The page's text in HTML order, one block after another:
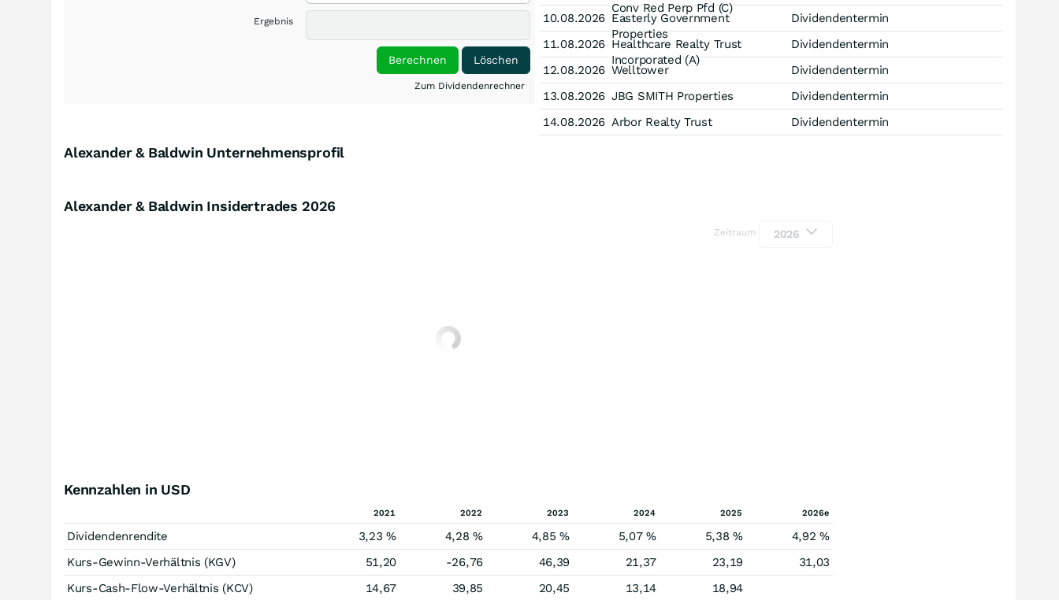
Ergebnis
Löschen
Berechnen
Zum Dividendenrechner
Conv Red Perp Pfd (C)
10.08.2026 Easterly Government
Properties
Dividendentermin
11.08.2026 Healthcare Realty Trust
Incorporated (A)
Dividendentermin
12.08.2026 Welltower
Dividendentermin
13.08.2026 JBG SMITH Properties
Dividendentermin
14.08.2026 Arbor Realty Trust Dividendentermin
Alexander & Baldwin Unternehmensprofil
Alexander & Baldwin Insidertrades 2026
Zeitraum 2026
Kennzahlen in USD
2021 2022 2023 2024 2025 2026e
Dividendenrendite 3,23 % 4,28 % 4,85 % 5,07 % 5,38 %
4,92 %
Kurs-Gewinn-Verhältnis (KGV)
51,20 -26,76 46,39 21,37 23,19
31,03
Kurs-Cash-Flow-Verhältnis (KCV)
14,67 39,85 20,45 13,14 18,94